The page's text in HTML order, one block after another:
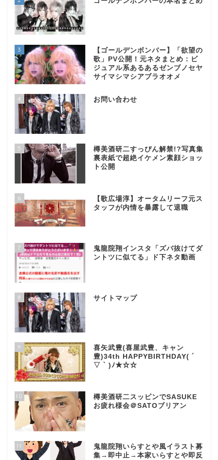
3
【ゴールデンボンバー】「欲望の
歌」PV公開！元ネタまとめ：ビ
ジュアル系あるあるゼンブノセヤ
サイマシマシアブラオオメ
4 お問い合わせ
5
樽美酒研二すっぴん解禁!?写真集
裏表紙で超絶イケメン素顔ショッ
ト公開
6
【歌広場淳】オータムリーフ元ス
タッフが内情を暴露して退職
7
鬼龍院翔インスタ「ズバ抜けてダ
ントツに似てる」ド下ネタ動画
8 サイトマップ
9
喜矢武豊(喜屋武豊、キャン
豊)34th HAPPYBIRTHDAY( ´
▽ ` )ﾉ★☆☆
10
樽美酒研二スッピンでSASUKE
お疲れ様会＠SATOブリアン
11
鬼龍院翔いらすとや風イラスト募
集→即中止→本家いらすとや即反